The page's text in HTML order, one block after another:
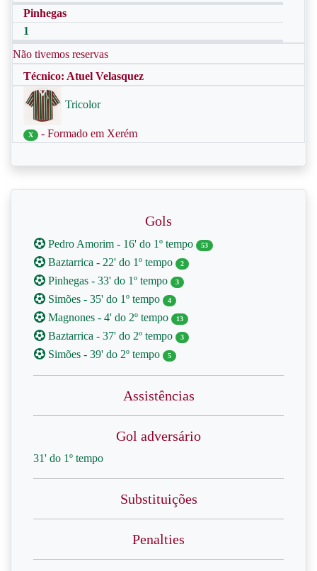
Pinhegas
1
Não tivemos reservas
Técnico: Atuel Velasquez
Tricolor
X - Formado em Xerém
Gols
Pedro Amorim - 16' do 1º tempo 53
Baztarrica - 22' do 1º tempo 2
Pinhegas - 33' do 1º tempo 3
Simões - 35' do 1º tempo 4
Magnones - 4' do 2º tempo 13
Baztarrica - 37' do 2º tempo 3
Simões - 39' do 2º tempo 5
Assistências
Gol adversário
31' do 1º tempo
Substituições
Penalties